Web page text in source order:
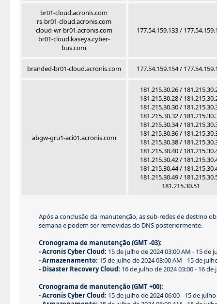
br01-cloud.acronis.com
rs-br01-cloud.acronis.com
cloud-wr-br01.acronis.com
br01-cloud.kaseya.cyber-
bus.com
177.54.159.133 /
branded-br01-cloud.acronis.com 177.54.159.154 /
abgw-gru1-aci01.acronis.com
181.215.30.26 /
181.215.30.28 /
181.215.30.30 /
181.215.30.32 /
181.215.30.34 /
181.215.30.36 /
181.215.30.38 /
181.215.30.40 /
181.215.30.42 /
181.215.30.44 /
181.215.30.49 /
181.215.30.51
Após a conclusão da manutenção, as sub-redes de destino
semana e podem ser removidas do DNS posteriormente.
Cronograma de manutenção (GMT -03):
- Acronis Cyber Cloud: 15 de julho de 2024 03:00 AM - 15 de
- Armazenamento: 15 de julho de 2024 03:00 AM - 15 de
- Disaster Recovery Cloud: 16 de julho de 2024 03:00 - 16 de
Cronograma de manutenção (GMT +00):
- Acronis Cyber Cloud: 15 de julho de 2024 06:00 - 15 de